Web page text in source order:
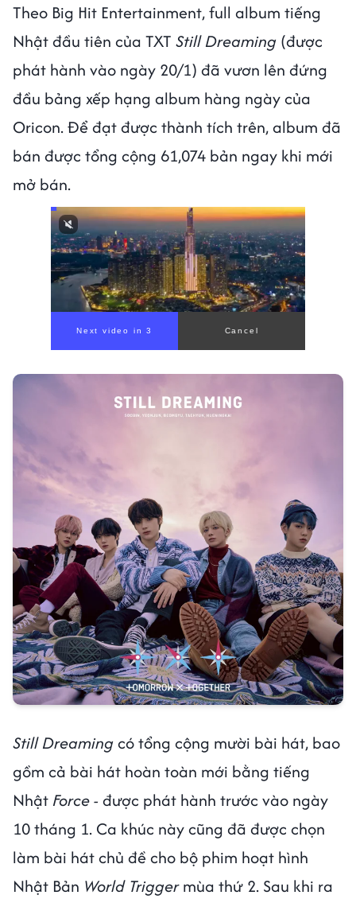
Theo Big Hit Entertainment, full album tiếng
Nhật đầu tiên của TXT Still Dreaming (được
phát hành vào ngày 20/1) đã vươn lên đứng
đầu bảng xếp hạng album hàng ngày của
Oricon. Để đạt được thành tích trên, album đã
bán được tổng cộng 61,074 bản ngay khi mới
mở bán.
Next video in 1 Cancel
Still Dreamingcó tổng cộng mười bài hát, bao
gồm cả bài hát hoàn toàn mới bằng tiếng
Nhật Force - được phát hành trước vào ngày
10 tháng 1. Ca khúc này cũng đã được chọn
làm bài hát chủ đề cho bộ phim hoạt hình
Nhật Bản World Triggermùa thứ 2. Sau khi ra